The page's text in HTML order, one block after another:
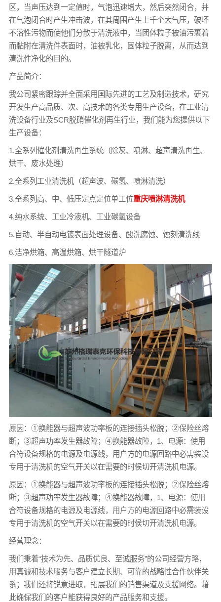
区，当声压达到一定值时，气泡迅速增大，然后突然闭合，并
在气泡闭合时产生冲击波，在其周围产生上千个大气压，破坏
不溶性污物而使他们分散于清洗液中，当团体粒子被油污裹着
而黏附在清洗件表面时，油被乳化，固体粒子脱离，从而达到
清洗件净化的目的。
产品简介：
我公司紧密跟踪并全面采用国际先进的工艺及制造技术，研究
开发生产高品质、次、高技术的各类专用生产设备，在工业清
洗设备行业及SCR脱硝催化剂再生行业，我们能为您提供以下
生产设备：
1.全系列催化剂清洗再生系统（除灰、喷淋、超声清洗再生、
烘干、废水处理）
2.全系列工业清洗机（超声波、碳氢、喷淋清洗）
3.全系列高、中、低压定点定位单工位重庆喷淋清洗机
4.纯水系统、工业冷液机、工业碳氢设备
5.自动、半自动电镀表面处理设备、酸洗腐蚀、蚀刻清洗线
6.洁净烘箱、高温烘箱、烘干隧道炉
原因：①换能器与超声波功率板的连接插头松脱；②保险丝熔
断；③超声功率发生器故障；④换能器故障，1、电源：使用
合符设备规格的电源及电源线，用户方的电源回路中必需装设
专用于清洗机的空气开关以在需要的时侯切开清洗机电源。
原因：①换能器与超声波功率板的连接插头松脱；②保险丝熔
断；③超声功率发生器故障；④换能器故障，1、电源：使用
合符设备规格的电源及电源线，用户方的电源回路中必需装设
专用于清洗机的空气开关以在需要的时侯切开清洗机电源。
经营理念：
我们秉着“技术为先、品质优良、至诚服务”的公司经营方略，
用真诚和技术服务与客户建立长期、可靠的战略性合作伙伴关
系；我们还将锐意进取，拓展我们的销售渠道及支援网络。藉
此确保我们的客户能获得良好的产品服务和支援。